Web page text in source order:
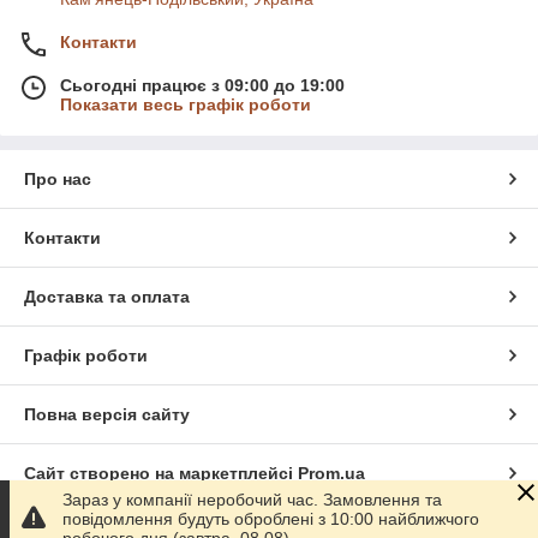
Контакти
Сьогодні працює з 09:00 до 19:00
Показати весь графік роботи
Про нас
Контакти
Доставка та оплата
Графік роботи
Повна версія сайту
Сайт створено на маркетплейсі Prom.ua
Політика конфіденційності
Зараз у компанії неробочий час. Замовлення та
повідомлення будуть оброблені з 10:00 найближчого